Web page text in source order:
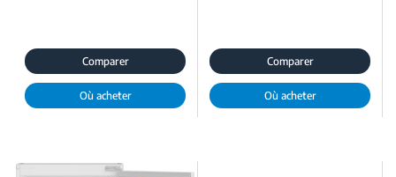
Comparer
Où acheter
Comparer
Où acheter